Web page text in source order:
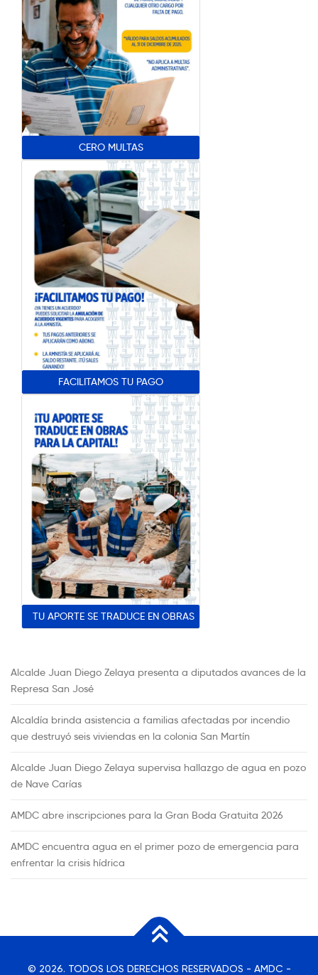
CERO MULTAS
FACILITAMOS TU PAGO
TU APORTE SE TRADUCE EN OBRAS
Alcalde Juan Diego Zelaya presenta a diputados avances de la
Represa San José
Alcaldía brinda asistencia a familias afectadas por incendio
que destruyó seis viviendas en la colonia San Martín
Alcalde Juan Diego Zelaya supervisa hallazgo de agua en pozo
de Nave Carías
AMDC abre inscripciones para la Gran Boda Gratuita 2026
AMDC encuentra agua en el primer pozo de emergencia para
enfrentar la crisis hídrica
© 2026. TODOS LOS DERECHOS RESERVADOS - AMDC -